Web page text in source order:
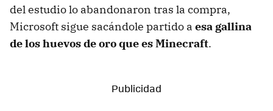
del estudio lo abandonaron tras la compra,
Microsoft sigue sacándole partido a esa gallina
de los huevos de oro que es Minecraft.